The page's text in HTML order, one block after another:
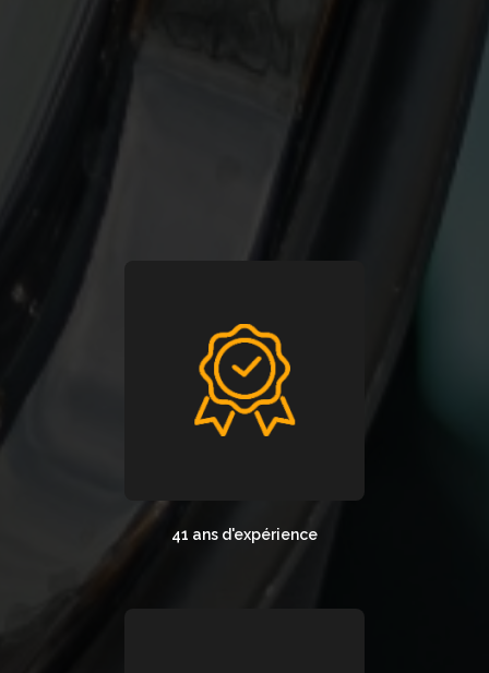
41 ans d'expérience